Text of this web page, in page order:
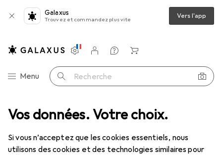
Vos données. Votre choix.
Si vous n’acceptez que les cookies essentiels, nous
utilisons des cookies et des technologies similaires pour
Galaxus
Trouvez et commandez plus vite Vers l'app
Navigation par catégorie
Menu Recherche
Paramètres
Compte client
Listes de comparaison
Listes d'envies
Panier
de contact Air Optix plus HydraGlyde pour l'astigmatisme